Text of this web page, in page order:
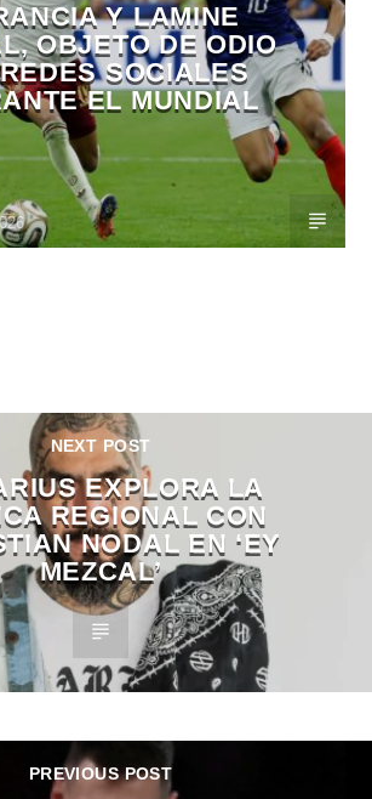
Y LAMINE
OBJETO DE ODIO
SOCIALES
EL MUNDIAL
NEXT POST
EXPLORA LA
REGIONAL CON
NODAL EN ‘EY
MEZCAL’
PREVIOUS POST